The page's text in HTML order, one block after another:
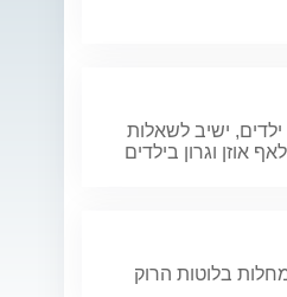
ילדים, ישיב לשאלות
אוזן וגרון בילדים